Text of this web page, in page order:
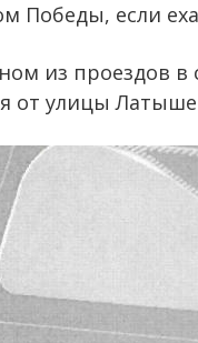
Победы, если
из проездов
от улицы